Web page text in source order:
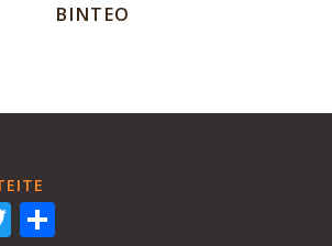
ΒΙΝΤΕΟ
Twitter
Share